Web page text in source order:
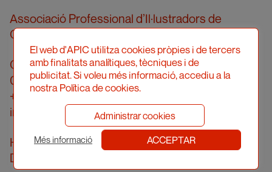
Associació Professional d’Il·lustradors de
Catalunya
Carrer Londres, 96, pral. 2a
08036 Barcelona
+34 934 161 474
info@apic.cat
Horari d’atenció telefònica
De dilluns a divendres de 10 a 14h
El web d'APIC utilitza cookies pròpies i de tercers
amb finalitats analítiques, tècniques i de
publicitat. Si voleu més informació, accediu a la
nostra Política de cookies.
Administrar cookies
Més informació ACCEPTAR